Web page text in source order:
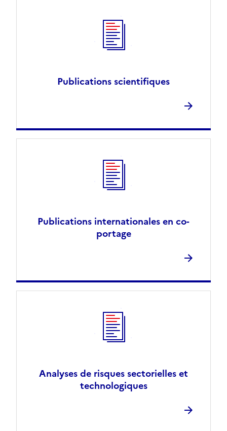
Publications scientifiques
Publications internationales en co-
portage
Analyses de risques sectorielles et
technologiques